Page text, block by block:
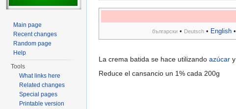
български• Deutsch• English•
La crema batida se hace utilizando azúcar y
Reduce el cansancio un 1% cada 200g
Main page
Recent changes
Random page
Help
Tools
What links here
Related changes
Special pages
Printable version